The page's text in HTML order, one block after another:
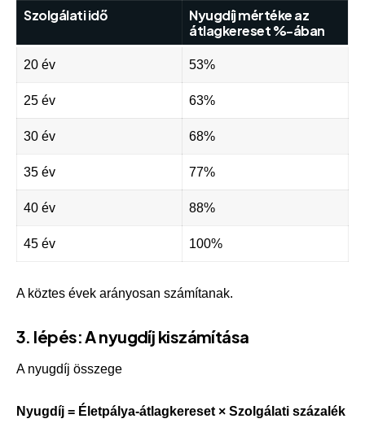
Szolgálati idő
Nyugdíj mértéke az
átlagkereset %-ában
20 év 53%
25 év 63%
30 év 68%
35 év 77%
40 év 88%
45 év 100%
A köztes évek arányosan számítanak.
3. lépés: A nyugdíj kiszámítása
A nyugdíj összege
Nyugdíj = Életpálya-átlagkereset × Szolgálati százalék